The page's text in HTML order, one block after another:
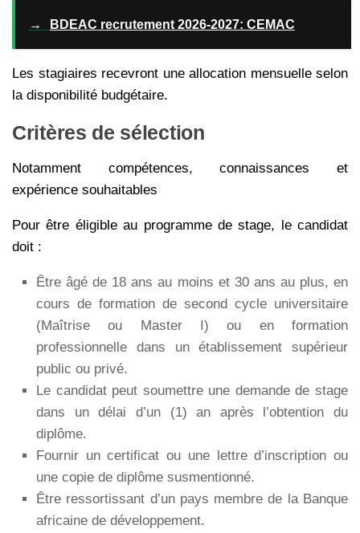
→ BDEAC recrutement 2026-2027: CEMAC
Les stagiaires recevront une allocation mensuelle selon
la disponibilité budgétaire.
Critères de sélection
Notamment compétences, connaissances et
expérience souhaitables
Pour être éligible au programme de stage, le candidat
doit :
Être âgé de 18 ans au moins et 30 ans au plus, en
cours de formation de second cycle universitaire
(Maîtrise ou Master I) ou en formation
professionnelle dans un établissement supérieur
public ou privé.
Le candidat peut soumettre une demande de stage
dans un délai d’un (1) an après l’obtention du
diplôme.
Fournir un certificat ou une lettre d’inscription ou
une copie de diplôme susmentionné.
Être ressortissant d’un pays membre de la Banque
africaine de développement.